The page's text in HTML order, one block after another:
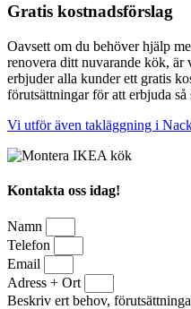
Gratis kostnadsförslag
Oavsett om du behöver hjälp
renovera ditt nuvarande kök,
erbjuder alla kunder ett gratis
förutsättningar för att erbjuda
Vi utför även takläggning i
Kontakta oss idag!
Namn
Telefon
Email
Adress + Ort
Beskriv ert behov,